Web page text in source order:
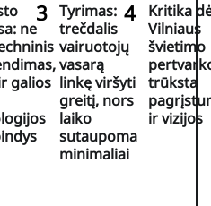
ne
galios
Tyrimas:
trečdalis
vairuotojų
vasarą
linkę viršyti
greitį, nors
laiko
sutaupoma
minimaliai
Kritika
Vilniaus
švietimo
trūksta
ir vizijos